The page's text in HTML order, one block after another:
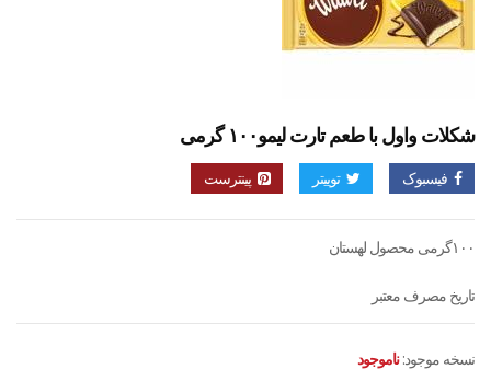
شکلات واول با طعم تارت لیمو۱۰۰ گرمی
فیسبوک توییتر پینترست
۱۰۰گرمی محصول لهستان
تاریخ مصرف معتبر
نسخه موجود: ناموجود